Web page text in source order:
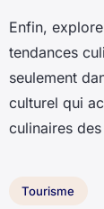
Enfin,
tendances
seulement
culturel qui
culinaires
Tourisme